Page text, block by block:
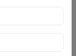
tout en